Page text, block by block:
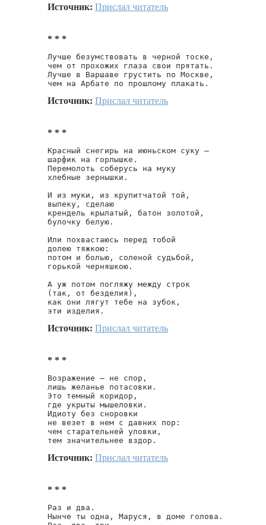
Источник: Прислал читатель
* * *
Лучше безумствовать в черной тоске,
чем от прохожих глаза свои прятать.
Лучше в Варшаве грустить по Москве,
чем на Арбате по прошлому плакать.
Источник: Прислал читатель
* * *
Красный снегирь на июньском суку —
шарфик на горлышке.
Перемолоть соберусь на муку
хлебные зернышки.
И из муки, из крупитчатой той,
выпеку, сделаю
крендель крылатый, батон золотой,
булочку белую.
Или похвастаюсь перед тобой
долею тяжкою:
потом и болью, соленой судьбой,
горькой черняшкою.
А уж потом погляжу между строк
(так, от безделия),
как они лягут тебе на зубок,
эти изделия.
Источник: Прислал читатель
* * *
Возражение — не спор,
лишь желанье потасовки.
Это темный коридор,
где укрыты мышеловки.
Идиоту без сноровки
не везет в нем с давних пор:
чем старательней уловки,
тем значительнее вздор.
Источник: Прислал читатель
* * *
Раз и два.
Нынче ты одна, Маруся, в доме голова.